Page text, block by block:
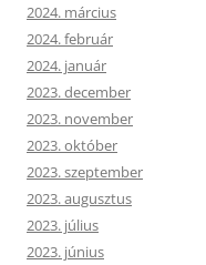
2024. március
2024. február
2024. január
2023. december
2023. november
2023. október
2023. szeptember
2023. augusztus
2023. július
2023. június